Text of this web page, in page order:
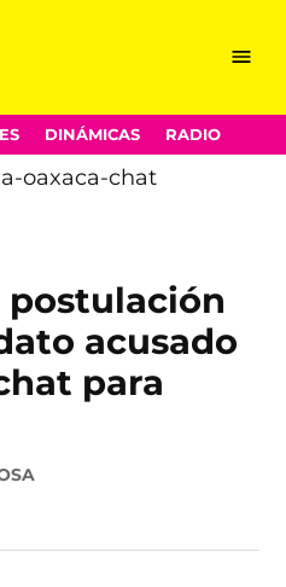
Menu
DINÁMICAS RADIO
postulación
acusado
para